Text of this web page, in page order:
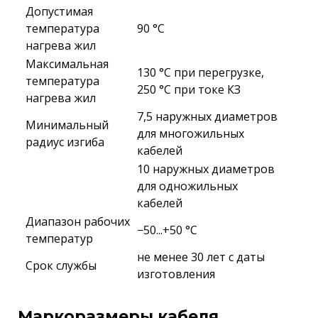
Допустимая
температура
нагрева жил
90 °C
Максимальная
температура
нагрева жил
130 °C при перегрузке,
250 °C при токе КЗ
Минимальный
радиус изгиба
7,5 наружных диаметров
для многожильных
кабелей
10 наружных диаметров
для одножильных
кабелей
Диапазон рабочих
температур
−50...+50 °C
Срок службы
не менее 30 лет с даты
изготовления